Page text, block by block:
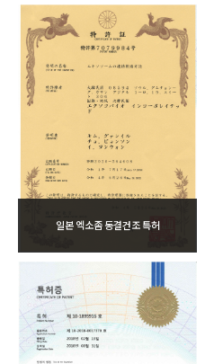
일본 엑소좀 동결건조 특허